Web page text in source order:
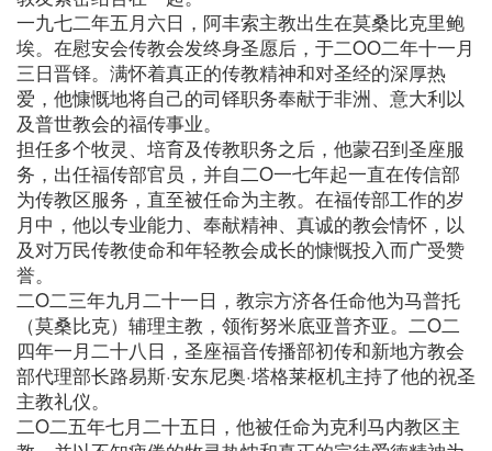
一九七二年五月六日，阿丰索主教出生在莫桑比克里鲍
埃。在慰安会传教会发终身圣愿后，于二OO二年十一月
三日晋铎。满怀着真正的传教精神和对圣经的深厚热
爱，他慷慨地将自己的司铎职务奉献于非洲、意大利以
及普世教会的福传事业。
担任多个牧灵、培育及传教职务之后，他蒙召到圣座服
务，出任福传部官员，并自二O一七年起一直在传信部
为传教区服务，直至被任命为主教。在福传部工作的岁
月中，他以专业能力、奉献精神、真诚的教会情怀，以
及对万民传教使命和年轻教会成长的慷慨投入而广受赞
誉。
二O二三年九月二十一日，教宗方济各任命他为马普托
（莫桑比克）辅理主教，领衔努米底亚普齐亚。二O二
四年一月二十八日，圣座福音传播部初传和新地方教会
部代理部长路易斯·安东尼奥·塔格莱枢机主持了他的祝圣
主教礼仪。
二O二五年七月二十五日，他被任命为克利马内教区主